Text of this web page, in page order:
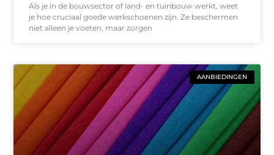
Als je in de bouwsector of land- en tuinbouw werkt, weet
je hoe cruciaal goede werkschoenen zijn. Ze beschermen
niet alleen je voeten, maar zorgen
AANBIEDINGEN